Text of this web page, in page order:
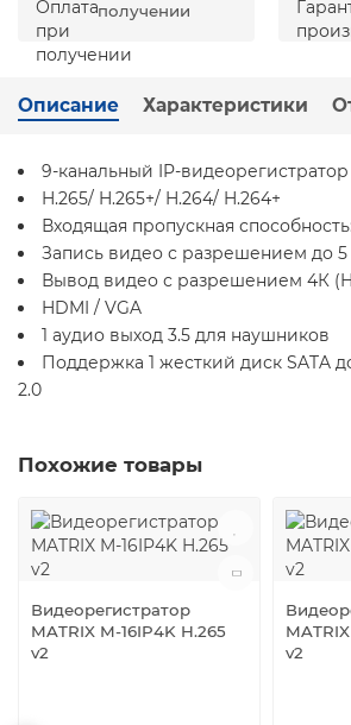
получении
Описание Характеристики
9-канальный IP-видеорегистратор
H.265/ H.265+/ H.264/ H.264+
Входящая пропускная
Запись видео с разрешением до
Вывод видео с разрешением 4К
HDMI / VGA
1 аудио выход 3.5 для наушников
Поддержка 1 жесткий диск SATA
2.0
Похожие товары
Видеорегистратор
MATRIX M-16IP4K H.265
v2
v2